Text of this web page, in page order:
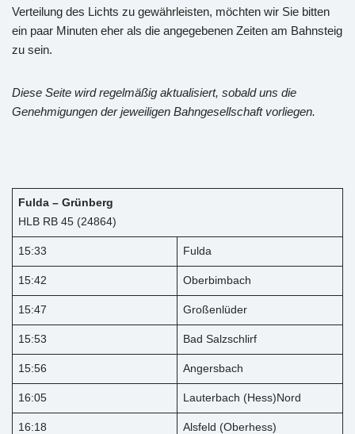
Verteilung des Lichts zu gewährleisten, möchten wir Sie bitten
ein paar Minuten eher als die angegebenen Zeiten am Bahnsteig
zu sein.
Diese Seite wird regelmäßig aktualisiert, sobald uns die
Genehmigungen der jeweiligen Bahngesellschaft vorliegen.
Fulda – Grünberg
HLB RB 45 (24864)
15:33 Fulda
15:42 Oberbimbach
15:47 Großenlüder
15:53 Bad Salzschlirf
15:56 Angersbach
16:05 Lauterbach (Hess)Nord
16:18 Alsfeld (Oberhess)